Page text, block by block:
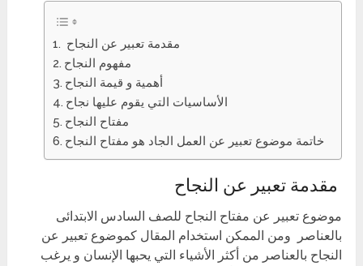
مقدمة تعبير عن النجاح
مفهوم النجاح
أهمية و قيمة النجاح
الأساسيات التي يقوم عليها نجاح
مفتاح النجاح
خاتمة موضوع تعبير عن العمل الجاد هو مفتاح النجاح
مقدمة تعبير عن النجاح
موضوع تعبير عن مفتاح النجاح للصف السادس الابتدائى
بالعناصر ومن الممكن استخدام المقال كموضوع تعبير عن
النجاح بالعناصر من أكثر الأشياء التي يحبها الإنسان و يرغب